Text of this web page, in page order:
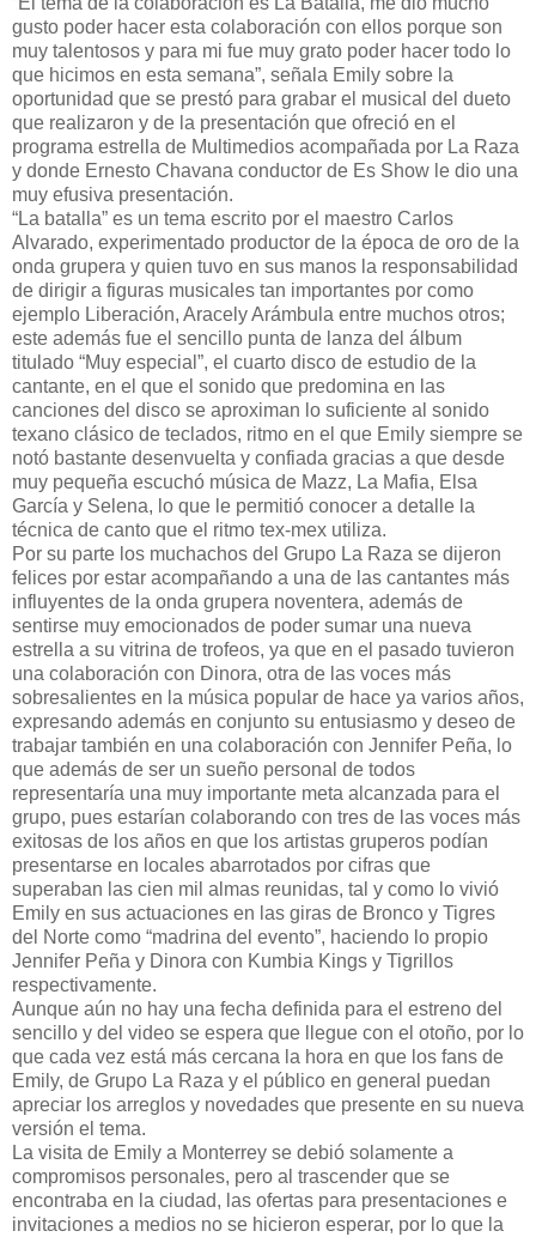
gusto poder hacer esta colaboración con ellos porque son
muy talentosos y para mi fue muy grato poder hacer todo lo
que hicimos en esta semana”, señala Emily sobre la
oportunidad que se prestó para grabar el musical del dueto
que realizaron y de la presentación que ofreció en el
programa estrella de Multimedios acompañada por La Raza
y donde Ernesto Chavana conductor de Es Show le dio una
muy efusiva presentación.
“La batalla” es un tema escrito por el maestro Carlos
Alvarado, experimentado productor de la época de oro de la
onda grupera y quien tuvo en sus manos la responsabilidad
de dirigir a figuras musicales tan importantes por como
ejemplo Liberación, Aracely Arámbula entre muchos otros;
este además fue el sencillo punta de lanza del álbum
titulado “Muy especial”, el cuarto disco de estudio de la
cantante, en el que el sonido que predomina en las
canciones del disco se aproximan lo suficiente al sonido
texano clásico de teclados, ritmo en el que Emily siempre se
notó bastante desenvuelta y confiada gracias a que desde
muy pequeña escuchó música de Mazz, La Mafia, Elsa
García y Selena, lo que le permitió conocer a detalle la
técnica de canto que el ritmo tex-mex utiliza.
Por su parte los muchachos del Grupo La Raza se dijeron
felices por estar acompañando a una de las cantantes más
influyentes de la onda grupera noventera, además de
sentirse muy emocionados de poder sumar una nueva
estrella a su vitrina de trofeos, ya que en el pasado tuvieron
una colaboración con Dinora, otra de las voces más
sobresalientes en la música popular de hace ya varios años,
expresando además en conjunto su entusiasmo y deseo de
trabajar también en una colaboración con Jennifer Peña, lo
que además de ser un sueño personal de todos
representaría una muy importante meta alcanzada para el
grupo, pues estarían colaborando con tres de las voces más
exitosas de los años en que los artistas gruperos podían
presentarse en locales abarrotados por cifras que
superaban las cien mil almas reunidas, tal y como lo vivió
Emily en sus actuaciones en las giras de Bronco y Tigres
del Norte como “madrina del evento”, haciendo lo propio
Jennifer Peña y Dinora con Kumbia Kings y Tigrillos
respectivamente.
Aunque aún no hay una fecha definida para el estreno del
sencillo y del video se espera que llegue con el otoño, por lo
que cada vez está más cercana la hora en que los fans de
Emily, de Grupo La Raza y el público en general puedan
apreciar los arreglos y novedades que presente en su nueva
versión el tema.
La visita de Emily a Monterrey se debió solamente a
compromisos personales, pero al trascender que se
encontraba en la ciudad, las ofertas para presentaciones e
invitaciones a medios no se hicieron esperar, por lo que la